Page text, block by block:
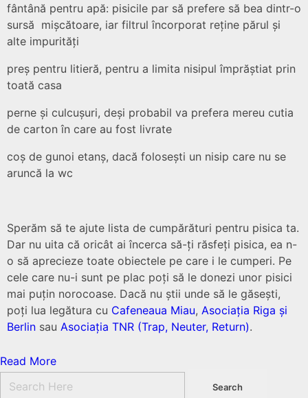
fântână pentru apă: pisicile par să prefere să bea dintr-o
sursă mișcătoare, iar filtrul încorporat reține părul și
alte impurități
preș pentru litieră, pentru a limita nisipul împrăștiat prin
toată casa
perne și culcușuri, deși probabil va prefera mereu cutia
de carton în care au fost livrate
coș de gunoi etanș, dacă folosești un nisip care nu se
aruncă la wc
Sperăm să te ajute lista de cumpărături pentru pisica ta.
Dar nu uita că oricât ai încerca să-ți răsfeți pisica, ea n-
o să aprecieze toate obiectele pe care i le cumperi. Pe
cele care nu-i sunt pe plac poți să le donezi unor pisici
mai puțin norocoase. Dacă nu știi unde să le găsești,
poți lua legătura cu Cafeneaua Miau, Asociația Riga și
Berlin sau Asociația TNR (Trap, Neuter, Return).
Read More